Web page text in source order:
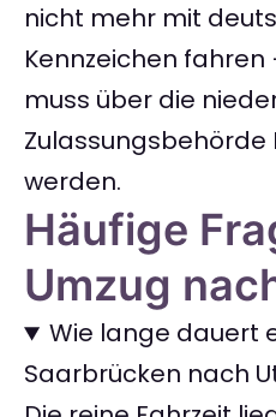
nicht mehr mit
Kennzeichen fahren
muss über die
Zulassungsbehörde
werden.
Häufige
Umzug
Wie lange dauert
Saarbrücken nach